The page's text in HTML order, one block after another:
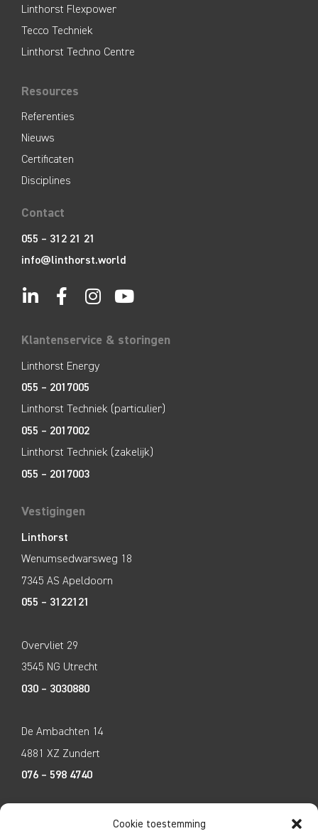
Cookie toestemming
Linthorst Flexpower
Tecco Techniek
Linthorst Techno Centre
Resources
Referenties
Nieuws
Certificaten
Disciplines
Contact
055 – 312 21 21
info@linthorst.world
Klantenservice & storingen
Linthorst Energy
055 – 2017005
Linthorst Techniek (particulier)
055 – 2017002
Linthorst Techniek (zakelijk)
055 – 2017003
Vestigingen
Linthorst
Wenumsedwarsweg 18
7345 AS Apeldoorn
055 – 3122121
Overvliet 29
3545 NG Utrecht
030 – 3030880
De Ambachten 14
4881 XZ Zundert
076 – 598 4740